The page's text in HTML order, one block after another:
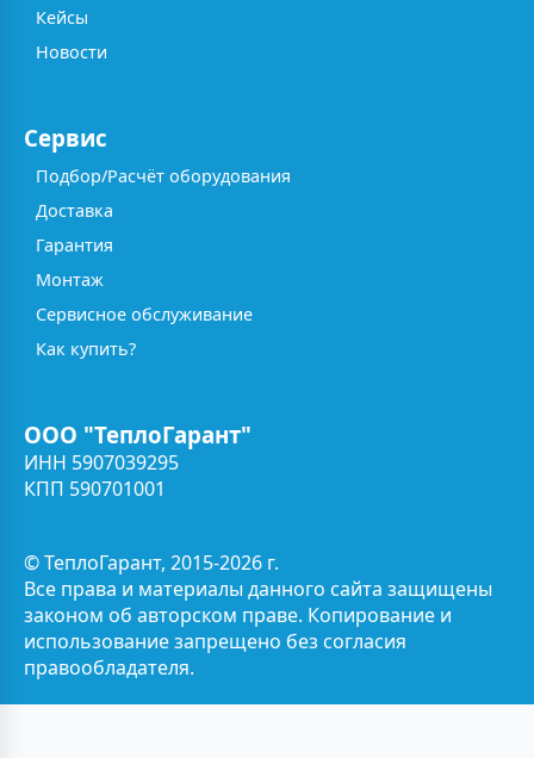
Кейсы
Новости
Сервис
Подбор/Расчёт оборудования
Доставка
Гарантия
Монтаж
Сервисное обслуживание
Как купить?
ООО "ТеплоГарант"
ИНН 5907039295
КПП 590701001
© ТеплоГарант, 2015-2026 г.
Все права и материалы данного сайта защищены
законом об авторском праве. Копирование и
использование запрещено без согласия
правообладателя.